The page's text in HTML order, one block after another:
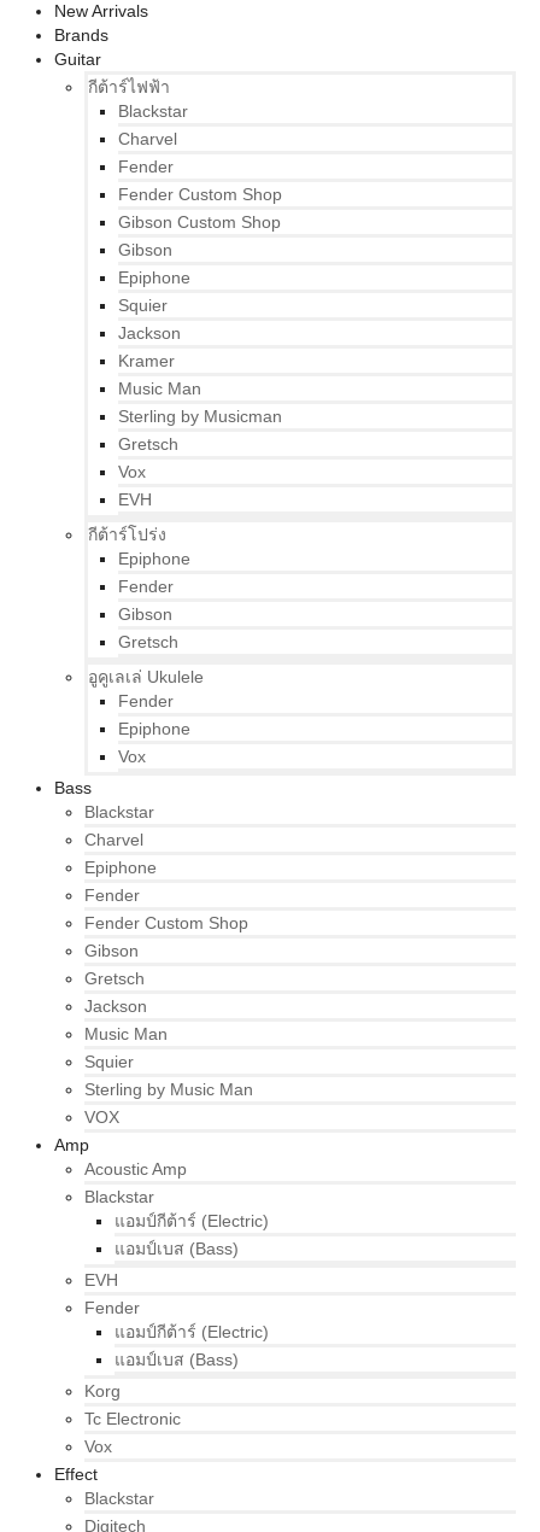
New Arrivals
Brands
Guitar
กีต้าร์ไฟฟ้า
Blackstar
Charvel
Fender
Fender Custom Shop
Gibson Custom Shop
Gibson
Epiphone
Squier
Jackson
Kramer
Music Man
Sterling by Musicman
Gretsch
Vox
EVH
กีต้าร์โปร่ง
Epiphone
Fender
Gibson
Gretsch
อูคูเลเล่ Ukulele
Fender
Epiphone
Vox
Bass
Blackstar
Charvel
Epiphone
Fender
Fender Custom Shop
Gibson
Gretsch
Jackson
Music Man
Squier
Sterling by Music Man
VOX
Amp
Acoustic Amp
Blackstar
แอมป์กีต้าร์ (Electric)
แอมป์เบส (Bass)
EVH
Fender
แอมป์กีต้าร์ (Electric)
แอมป์เบส (Bass)
Korg
Tc Electronic
Vox
Effect
Blackstar
Digitech